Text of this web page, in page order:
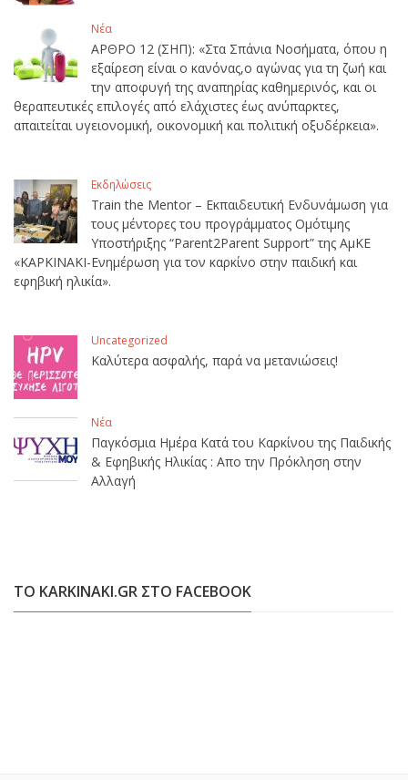
Νέα
ΑΡΘΡΟ 12 (ΣΗΠ): «Στα Σπάνια Νοσήματα, όπου η
εξαίρεση είναι ο κανόνας,ο αγώνας για τη ζωή και
την αποφυγή της αναπηρίας καθημερινός, και οι
θεραπευτικές επιλογές από ελάχιστες έως ανύπαρκτες,
απαιτείται υγειονομική, οικονομική και πολιτική οξυδέρκεια».
Εκδηλώσεις
Train the Mentor – Εκπαιδευτική Ενδυνάμωση για
τους μέντορες του προγράμματος Ομότιμης
Υποστήριξης “Parent2Parent Support” της ΑμΚΕ
«ΚΑΡΚΙΝΑΚΙ-Ενημέρωση για τον καρκίνο στην παιδική και
εφηβική ηλικία».
Uncategorized
Καλύτερα ασφαλής, παρά να μετανιώσεις!
Νέα
Παγκόσμια Ημέρα Κατά του Καρκίνου της Παιδικής
& Εφηβικής Ηλικίας : Απο την Πρόκληση στην
Αλλαγή
ΤΟ KARKINAKI.GR ΣΤΟ FACEBOOK